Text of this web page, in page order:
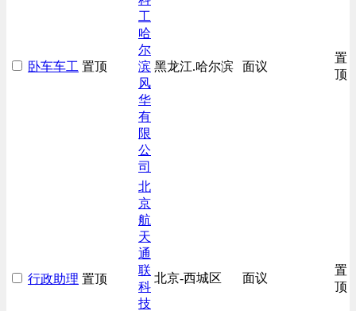
卧车车工 置顶
工
哈
尔
滨
风
华
有
限
公
司
黑龙江.哈尔滨 面议
置
顶
行政助理 置顶
北
京
航
天
通
联
科
技
北京-西城区 面议
置
顶